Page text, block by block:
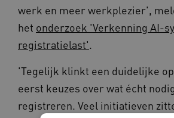
werk en meer werkplezier',
het onderzoek 'Verkenning AI-
registratielast'.
'Tegelijk klinkt een duidelijke
eerst keuzes over wat écht
registreren. Veel initiatieven